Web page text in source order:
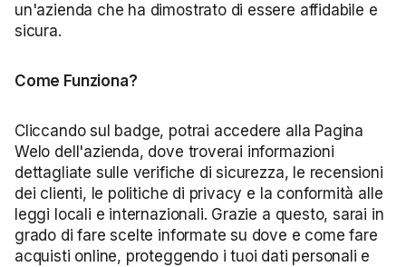
un'azienda che ha dimostrato di essere affidabile e
sicura.
Come Funziona?
Cliccando sul badge, potrai accedere alla Pagina
Welo dell'azienda, dove troverai informazioni
dettagliate sulle verifiche di sicurezza, le recensioni
dei clienti, le politiche di privacy e la conformità alle
leggi locali e internazionali. Grazie a questo, sarai in
grado di fare scelte informate su dove e come fare
acquisti online, proteggendo i tuoi dati personali e